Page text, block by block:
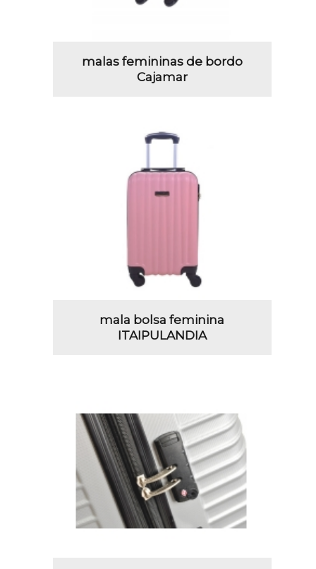
malas femininas de bordo
Cajamar
mala bolsa feminina
ITAIPULANDIA